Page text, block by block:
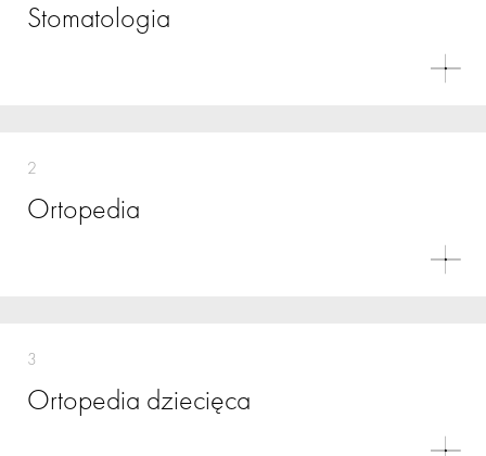
Stomatologia
2
Ortopedia
3
Ortopedia dziecięca